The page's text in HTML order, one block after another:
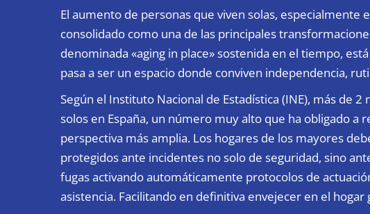
El aumento de personas que viven solas, especialmente
consolidado como una de las principales
denominada «aging in place»sostenida en el tiempo,
pasa a ser un espacio donde conviven independencia,
Según el Instituto Nacional de Estadística (INE), más de
solos en España, un número muy alto que ha obligado a
perspectiva más amplia. Los hogares de los mayores
protegidos ante incidentes no solo de seguridad, sino
fugas activando automáticamente protocolos de
asistencia. Facilitando en definitiva envejecer en el